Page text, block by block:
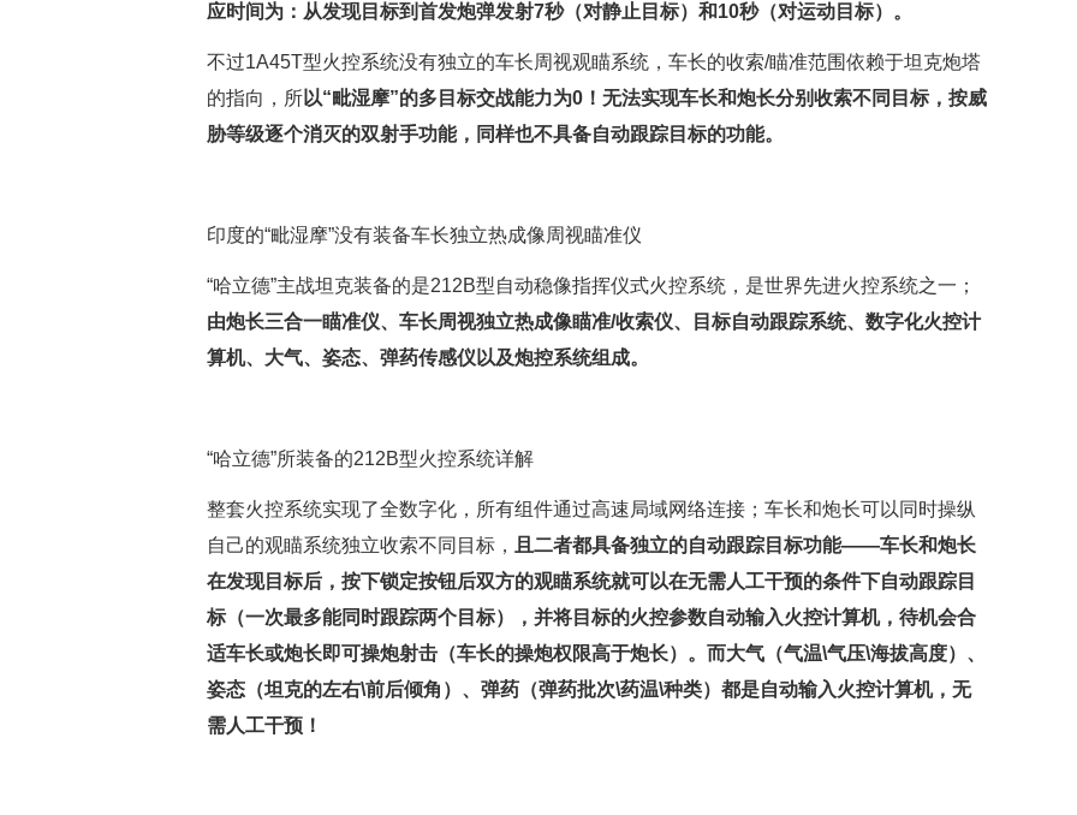
应时间为：从发现目标到首发炮弹发射7秒（对静止目标）和10秒（对运动目标）。
不过1A45T型火控系统没有独立的车长周视观瞄系统，车长的收索/瞄准范围依赖于坦克炮塔
的指向，所以“毗湿摩”的多目标交战能力为0！无法实现车长和炮长分别收索不同目标，按威
胁等级逐个消灭的双射手功能，同样也不具备自动跟踪目标的功能。
印度的“毗湿摩”没有装备车长独立热成像周视瞄准仪
“哈立德”主战坦克装备的是212B型自动稳像指挥仪式火控系统，是世界先进火控系统之一；
由炮长三合一瞄准仪、车长周视独立热成像瞄准/收索仪、目标自动跟踪系统、数字化火控计
算机、大气、姿态、弹药传感仪以及炮控系统组成。
“哈立德”所装备的212B型火控系统详解
整套火控系统实现了全数字化，所有组件通过高速局域网络连接；车长和炮长可以同时操纵
自己的观瞄系统独立收索不同目标，
且二者都具备独立的自动跟踪目标功能——车长和炮长
在发现目标后，按下锁定按钮后双方的观瞄系统就可以在无需人工干预的条件下自动跟踪目
标（一次最多能同时跟踪两个目标），并将目标的火控参数自动输入火控计算机，待机会合
适车长或炮长即可操炮射击（车长的操炮权限高于炮长）。而大气（气温\气压\海拔高度）、
姿态（坦克的左右\前后倾角）、弹药（弹药批次\药温\种类）都是自动输入火控计算机，无
需人工干预！